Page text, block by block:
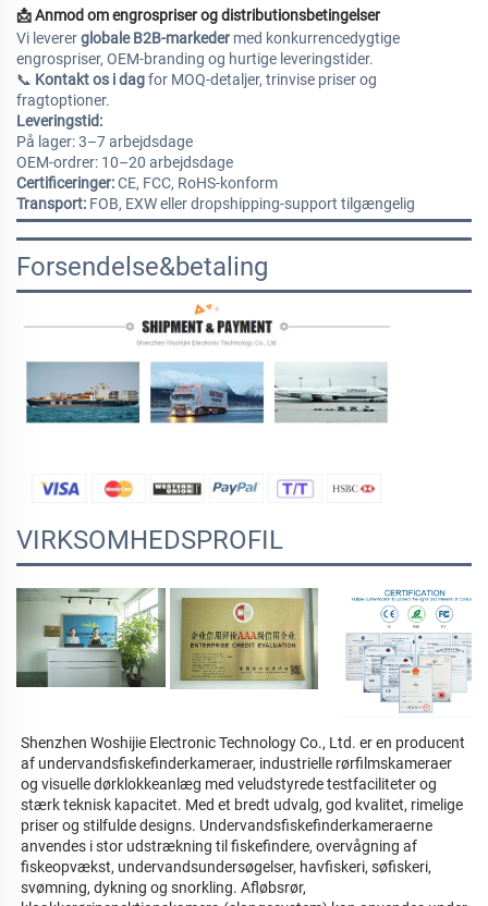
📩Anmod om engrospriser og distributionsbetingelser
Vi levererglobale B2B-markeder med konkurrencedygtige
engrospriser, OEM-branding og hurtige leveringstider.
📞 Kontakt os i dagfor MOQ-detaljer, trinvise priser og
fragtoptioner.
Leveringstid:
På lager: 3–7 arbejdsdage
OEM-ordrer: 10–20 arbejdsdage
Certificeringer:CE, FCC, RoHS-konform
Transport: FOB, EXW eller dropshipping-support tilgængelig
Forsendelse&betaling
VIRKSOMHEDSPROFIL
Shenzhen Woshijie Electronic Technology Co., Ltd. er en producent
af undervandsfiskefinderkameraer, industrielle rørfilmskameraer
og visuelle dørklokkeanlæg med veludstyrede testfaciliteter og
stærk teknisk kapacitet. Med et bredt udvalg, god kvalitet, rimelige
priser og stilfulde designs. Undervandsfiskefinderkameraerne
anvendes i stor udstrækning til fiskefindere, overvågning af
fiskeopvækst, undervandsundersøgelser, havfiskeri, søfiskeri,
svømning, dykning og snorkling. Afløbsrør,